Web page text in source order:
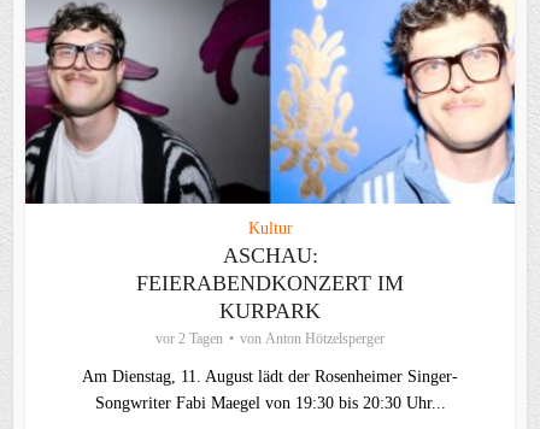
Kultur
ASCHAU:
FEIERABENDKONZERT IM
KURPARK
vor 2 Tagen von Anton Hötzelsperger
Am Dienstag, 11. August lädt der Rosenheimer Singer-
Songwriter Fabi Maegel von 19:30 bis 20:30 Uhr...